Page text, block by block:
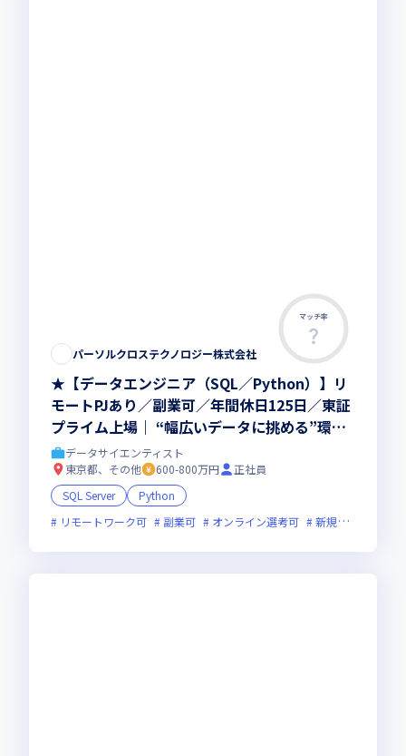
マッチ率
パーソルクロステクノロジー株式会社
★【データエンジニア（SQL／Python）】リ
モートPJあり／副業可／年間休日125日／東証
プライム上場｜ “幅広いデータに挑める”環境
で、スキルアップ◎ワークライフバランスも抜
群で”安定×成長”の実現が可能です！
データサイエンティスト
東京都、その他
600-800万円
正社員
SQL Server
Python
リモートワーク可
副業可 オンライン選考可 新規立ち上げ